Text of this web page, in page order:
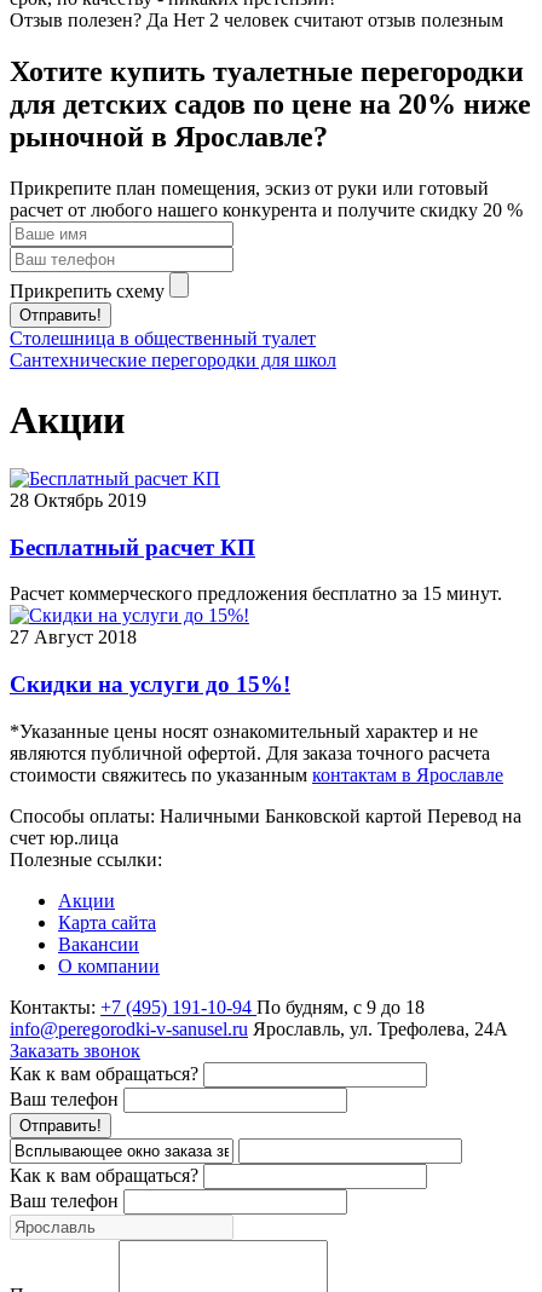
Отзыв полезен? Да Нет 2 человек считают отзыв полезным
Хотите купить туалетные перегородки
для детских садов по цене на 20% ниже
рыночной в Ярославле?
Прикрепите план помещения, эскиз от руки или готовый
расчет от любого нашего конкурента и получите скидку 20 %
Прикрепить схему
Отправить!
Столешница в общественный туалет
Сантехнические перегородки для школ
Акции
28 Октябрь 2019
Бесплатный расчет КП
Расчет коммерческого предложения бесплатно за 15 минут.
27 Август 2018
Скидки на услуги до 15%!
*Указанные цены носят ознакомительный характер и не
являются публичной офертой. Для заказа точного расчета
стоимости свяжитесь по указанным контактам в Ярославле
Способы оплаты: Наличными Банковской картой Перевод на
счет юр.лица
Полезные ссылки:
Акции
Карта сайта
Вакансии
О компании
Контакты: +7 (495) 191-10-94 По будням, с 9 до 18
info@peregorodki-v-sanusel.ru Ярославль, ул. Трефолева, 24А
Заказать звонок
Как к вам обращаться?
Ваш телефон
Отправить!
Как к вам обращаться?
Ваш телефон